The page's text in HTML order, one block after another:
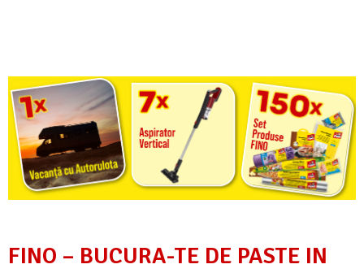
FINO – BUCURA-TE DE PASTE IN